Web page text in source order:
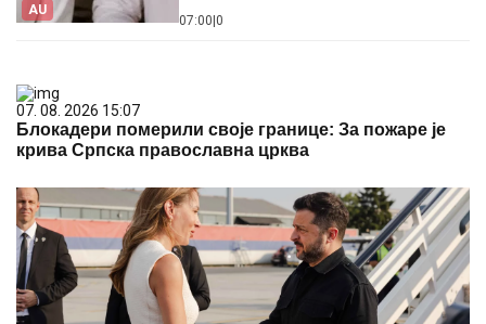
AU
07:00|0
07. 08. 2026 15:07
Блокадери померили своје границе: За пожаре је
крива Српска православна црква